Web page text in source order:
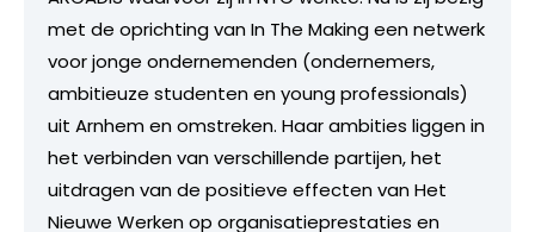
met de oprichting van In The Making een netwerk
voor jonge ondernemenden (ondernemers,
ambitieuze studenten en young professionals)
uit Arnhem en omstreken. Haar ambities liggen in
het verbinden van verschillende partijen, het
uitdragen van de positieve effecten van Het
Nieuwe Werken op organisatieprestaties en